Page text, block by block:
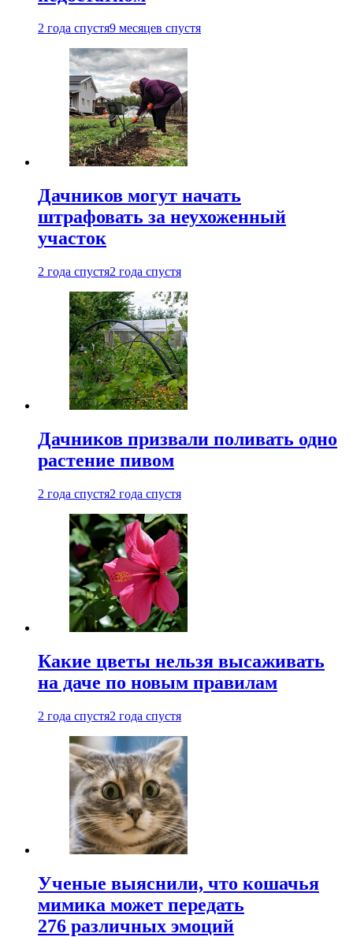
2 года спустя9 месяцев спустя
Дачников могут начать
штрафовать за неухоженный
участок
2 года спустя2 года спустя
Дачников призвали поливать одно
растение пивом
2 года спустя2 года спустя
Какие цветы нельзя высаживать
на даче по новым правилам
2 года спустя2 года спустя
Ученые выяснили, что кошачья
мимика может передать
276 различных эмоций